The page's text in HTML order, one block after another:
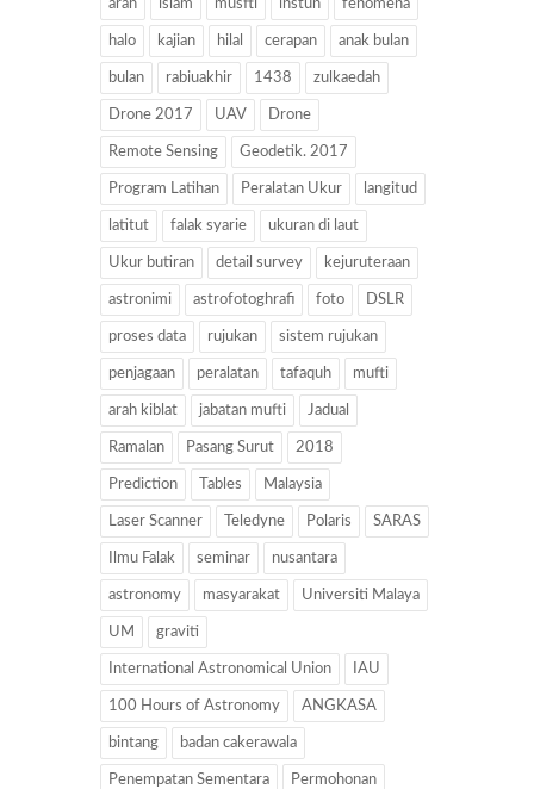
arah islam musfti instun fenomena
halo kajian hilal cerapan anak bulan
bulan rabiuakhir 1438 zulkaedah
Drone 2017 UAV Drone
Remote Sensing Geodetik. 2017
Program Latihan Peralatan Ukur langitud
latitut falak syarie ukuran di laut
Ukur butiran detail survey kejuruteraan
astronimi astrofotoghrafi foto DSLR
proses data rujukan sistem rujukan
penjagaan peralatan tafaquh mufti
arah kiblat jabatan mufti Jadual
Ramalan Pasang Surut 2018
Prediction Tables Malaysia
Laser Scanner Teledyne Polaris SARAS
Ilmu Falak seminar nusantara
astronomy masyarakat Universiti Malaya
UM graviti
International Astronomical Union IAU
100 Hours of Astronomy ANGKASA
bintang badan cakerawala
Penempatan Sementara Permohonan